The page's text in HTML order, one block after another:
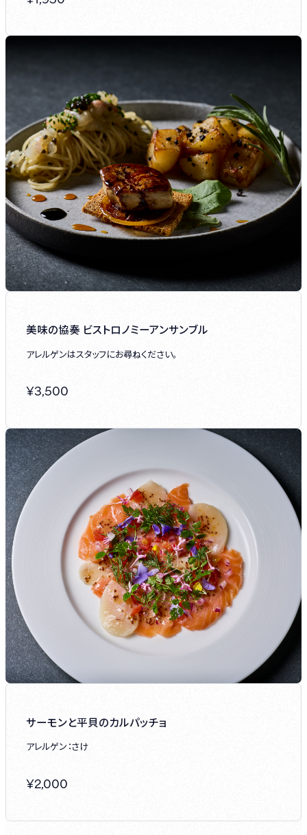
美味の協奏 ビストロノミーアンサンブル
アレルゲンはスタッフにお尋ねください。
¥3,500
サーモンと平貝のカルパッチョ
アレルゲン：さけ
¥2,000